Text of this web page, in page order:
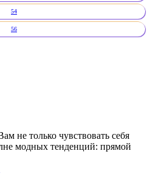
54
56
не только чувствовать себя
модных тенденций: прямой